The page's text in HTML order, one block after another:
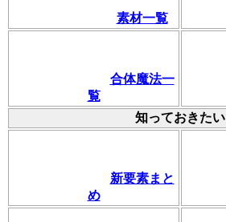
素材一覧
合体魔法一
覧
知っておきたい
新要素まと
め